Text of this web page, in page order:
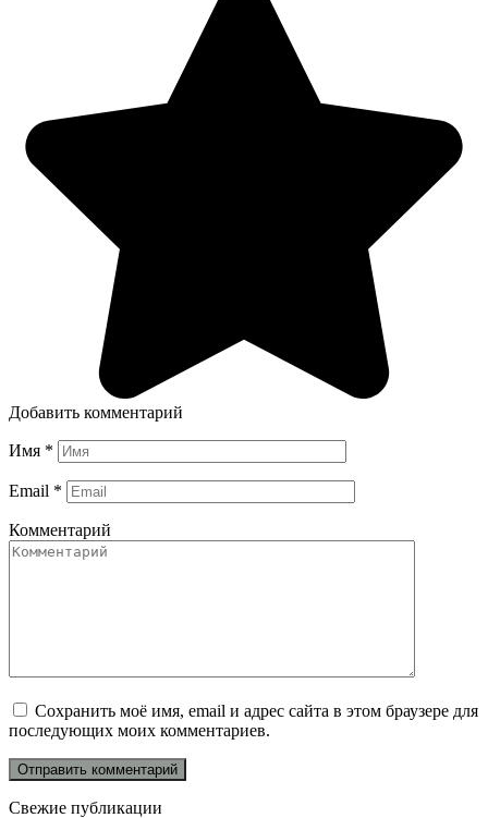
Добавить комментарий
Имя *
Email *
Комментарий
Сохранить моё имя, email и адрес сайта в этом браузере для
последующих моих комментариев.
Свежие публикации